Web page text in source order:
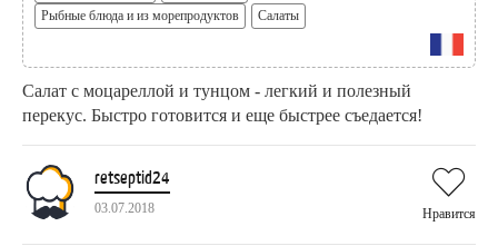
Рыбные блюда и из морепродуктов
Салаты
Салат с моцареллой и тунцом - легкий и полезный
перекус. Быстро готовится и еще быстрее съедается!
retseptid24
03.07.2018 Нравится